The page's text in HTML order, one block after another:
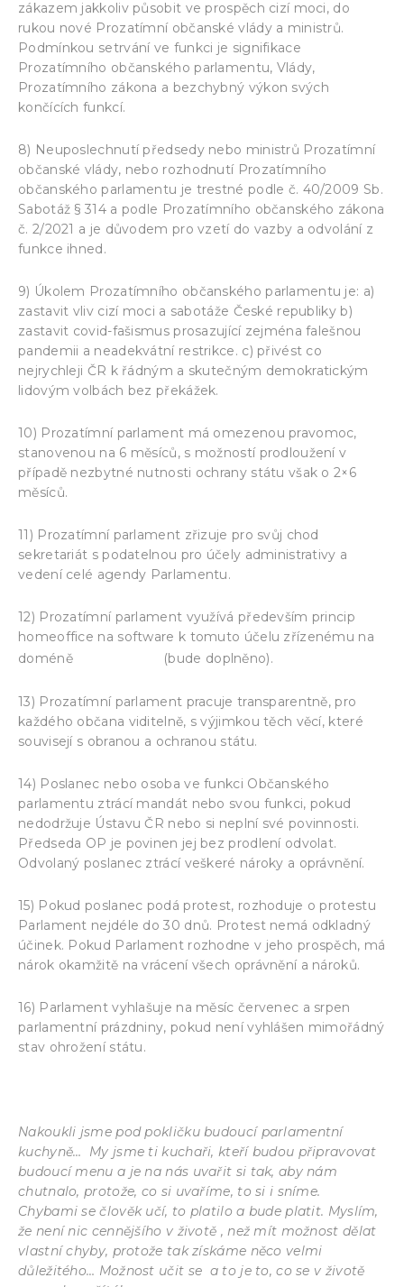
zákazem jakkoliv působit ve prospěch cizí moci, do
rukou nové Prozatímní občanské vlády a ministrů.
Podmínkou setrvání ve funkci je signifikace
Prozatímního občanského parlamentu, Vlády,
Prozatímního zákona a bezchybný výkon svých
končících funkcí.
8) Neuposlechnutí předsedy nebo ministrů Prozatímní
občanské vlády, nebo rozhodnutí Prozatímního
občanského parlamentu je trestné podle č. 40/2009 Sb.
Sabotáž § 314 a podle Prozatímního občanského zákona
č. 2/2021 a je důvodem pro vzetí do vazby a odvolání z
funkce ihned.
9) Úkolem Prozatímního občanského parlamentu je: a)
zastavit vliv cizí moci a sabotáže České republiky b)
zastavit covid-fašismus prosazující zejména falešnou
pandemii a neadekvátní restrikce. c) přivést co
nejrychleji ČR k řádným a skutečným demokratickým
lidovým volbách bez překážek.
10) Prozatímní parlament má omezenou pravomoc,
stanovenou na 6 měsíců, s možností prodloužení v
případě nezbytné nutnosti ochrany státu však o 2×6
měsíců.
11) Prozatímní parlament zřizuje pro svůj chod
sekretariát s podatelnou pro účely administrativy a
vedení celé agendy Parlamentu.
12) Prozatímní parlament využívá především princip
homeoffice na software k tomuto účelu zřízenému na
doméně
(bude doplněno).
13) Prozatímní parlament pracuje transparentně, pro
každého občana viditelně, s výjimkou těch věcí, které
souvisejí s obranou a ochranou státu.
14) Poslanec nebo osoba ve funkci Občanského
parlamentu ztrácí mandát nebo svou funkci, pokud
nedodržuje Ústavu ČR nebo si neplní své povinnosti.
Předseda OP je povinen jej bez prodlení odvolat.
Odvolaný poslanec ztrácí veškeré nároky a oprávnění.
15) Pokud poslanec podá protest, rozhoduje o protestu
Parlament nejdéle do 30 dnů. Protest nemá odkladný
účinek. Pokud Parlament rozhodne v jeho prospěch, má
nárok okamžitě na vrácení všech oprávnění a nároků.
16) Parlament vyhlašuje na měsíc červenec a srpen
parlamentní prázdniny, pokud není vyhlášen mimořádný
stav ohrožení státu.
Nakoukli jsme pod pokličku budoucí parlamentní
kuchyně… My jsme ti kuchaři, kteří budou připravovat
budoucí menu a je na nás uvařit si tak, aby nám
chutnalo, protože, co si uvaříme, to si i sníme.
Chybami se člověk učí, to platilo a bude platit. Myslím,
že není nic cennějšího v životě , než mít možnost dělat
vlastní chyby, protože tak získáme něco velmi
důležitého… Možnost učit se a to je to, co se v životě